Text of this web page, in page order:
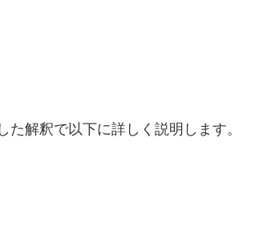
解釈で以下に詳しく説明します。